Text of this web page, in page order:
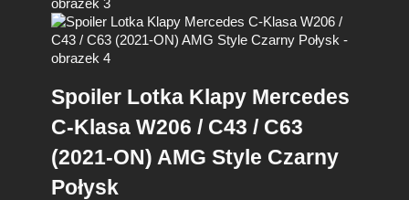
Spoiler Lotka Klapy Mercedes
C-Klasa W206 / C43 / C63
(2021-ON) AMG Style Czarny
Połysk